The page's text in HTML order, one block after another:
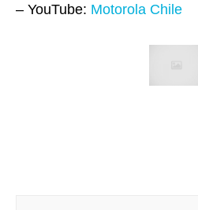
– YouTube: Motorola Chile